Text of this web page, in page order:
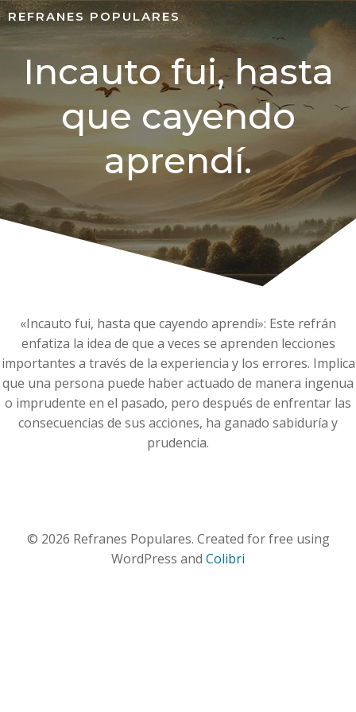
REFRANES POPULARES
Incauto fui, hasta
que cayendo
aprendí.
«Incauto fui, hasta que cayendo aprendí»: Este refrán
enfatiza la idea de que a veces se aprenden lecciones
importantes a través de la experiencia y los errores. Implica
que una persona puede haber actuado de manera ingenua
o imprudente en el pasado, pero después de enfrentar las
consecuencias de sus acciones, ha ganado sabiduría y
prudencia.
© 2026 Refranes Populares. Created for free using
WordPress and Colibri